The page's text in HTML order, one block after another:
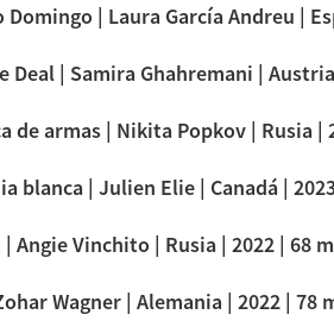
Domingo | Laura García Andreu |
Deal | Samira Ghahremani |
de armas | Nikita Popkov | Rusia |
blanca | Julien Elie | Canadá |
Angie Vinchito | Rusia | 2022 | 68
Wagner | Alemania | 2022 | 78